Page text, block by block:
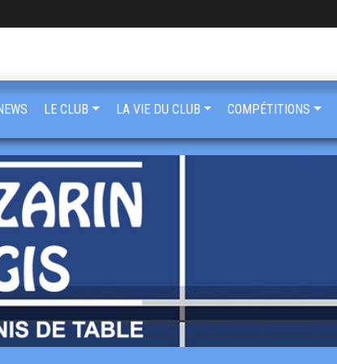
LE CLUB LA VIE DU CLUB COMPÉTITIONS